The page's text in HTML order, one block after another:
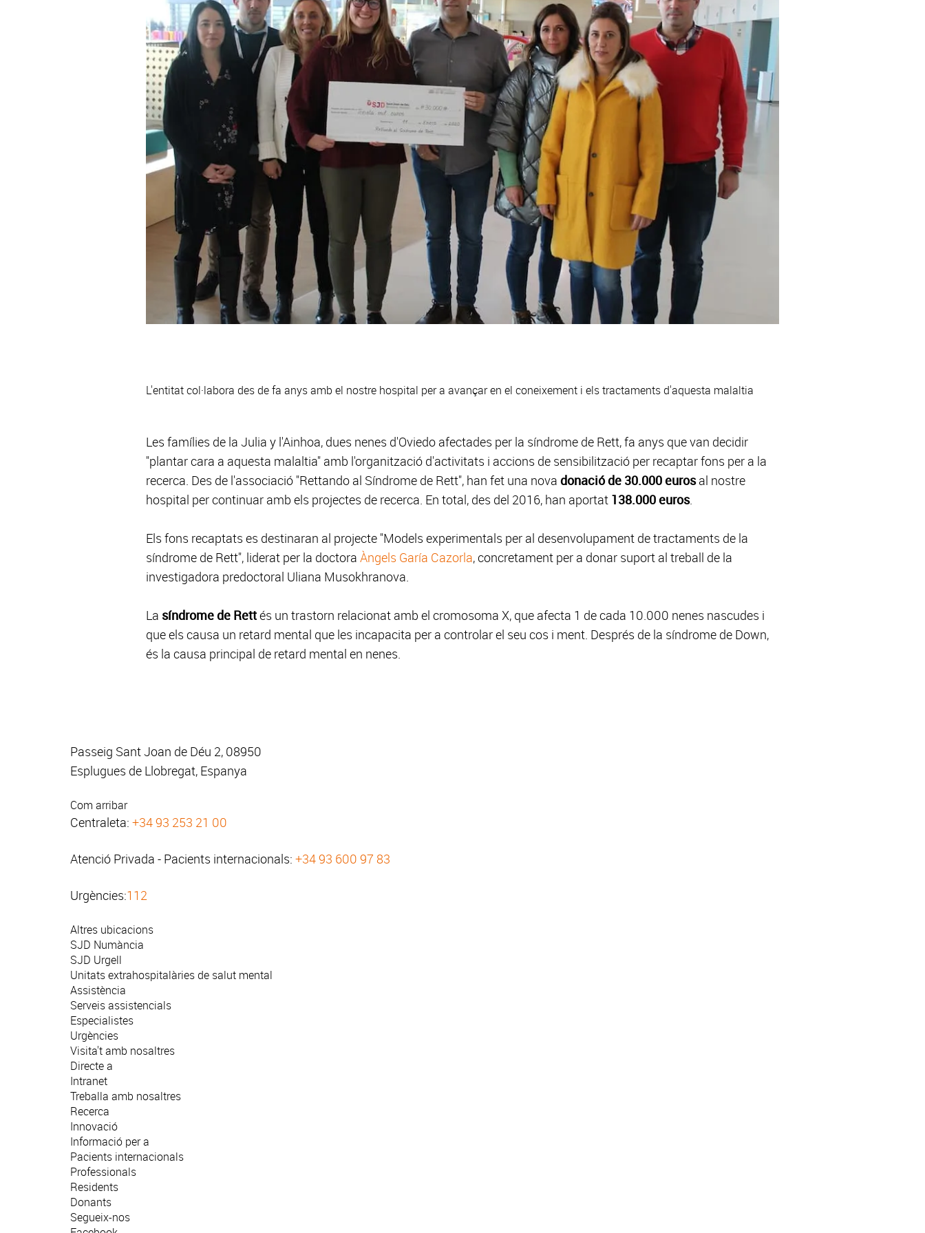
L'entitat col·labora des de fa anys amb el nostre hospital per a avançar en el coneixement i els tractaments d'aquesta malaltia
Les famílies de la Julia y l'Ainhoa, dues nenes d'Oviedo afectades per la síndrome de Rett, fa anys que van decidir
"plantar cara a aquesta malaltia" amb l'organització d'activitats i accions de sensibilització per recaptar fons per a la
recerca. Des de l'associació "Rettando al Síndrome de Rett", han fet una nova donació de 30.000 eurosal nostre
hospital per continuar amb els projectes de recerca. En total, des del 2016, han aportat 138.000 euros.
Els fons recaptats es destinaran al projecte "Models experimentals per al desenvolupament de tractaments de la
síndrome de Rett", liderat per la doctora Àngels Garía Cazorla, concretament per a donar suport al treball de la
investigadora predoctoral Uliana Musokhranova.
La síndrome de Rettés un trastorn relacionat amb el cromosoma X, que afecta 1 de cada 10.000 nenes nascudes i
que els causa un retard mental que les incapacita per a controlar el seu cos i ment. Després de la síndrome de Down,
és la causa principal de retard mental en nenes.
Passeig Sant Joan de Déu 2, 08950
Esplugues de Llobregat, Espanya
Com arribar
Centraleta: +34 93 253 21 00
Atenció Privada - Pacients internacionals: +34 93 600 97 83
Urgències:112
Altres ubicacions
SJD Numància
SJD Urgell
Unitats extrahospitalàries de salut mental
Assistència
Serveis assistencials
Especialistes
Urgències
Visita't amb nosaltres
Directe a
Intranet
Treballa amb nosaltres
Recerca
Innovació
Informació per a
Pacients internacionals
Professionals
Residents
Donants
Segueix-nos